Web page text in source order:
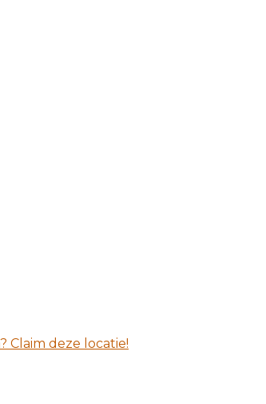
Claim deze locatie!